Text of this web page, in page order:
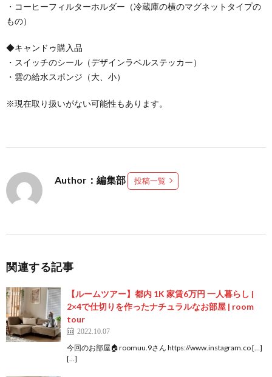
・コーヒーフィルターホルダー（冷蔵庫の横のマグネットタイプの
もの）
◆キャンドゥ購入品
・スイッチのシール（デザインラベルステッカー）
・雲の給水スポンジ（大、小）
※現在取り扱いがない可能性もあります。
Author：編集部 投稿一覧
関連する記事
【ルームツアー】都内 1K 家賃6万円 一人暮らし |
2×4で仕切りを作ったナチュラルなお部屋 | room
tour
2022.10.07
今回のお部屋🏠roomuu.9さん https://www.instagram.co […]
[…]